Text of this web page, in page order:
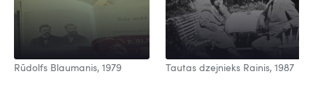
Rūdolfs Blaumanis, 1979 Tautas dzejnieks Rainis, 1987